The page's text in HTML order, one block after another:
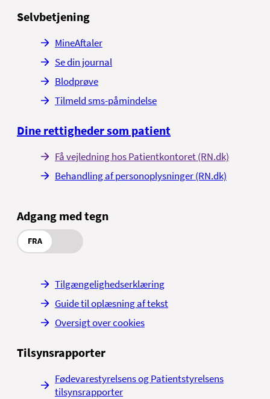
Selvbetjening
MineAftaler
Se din journal
Blodprøve
Tilmeld sms-påmindelse
Dine rettigheder som patient
Få vejledning hos Patientkontoret (RN.dk)
Behandling af personoplysninger (RN.dk)
Adgang med tegn
FRA
Tilgængelighedserklæring
Guide til oplæsning af tekst
Oversigt over cookies
Tilsynsrapporter
Fødevarestyrelsens og Patientstyrelsens
tilsynsrapporter